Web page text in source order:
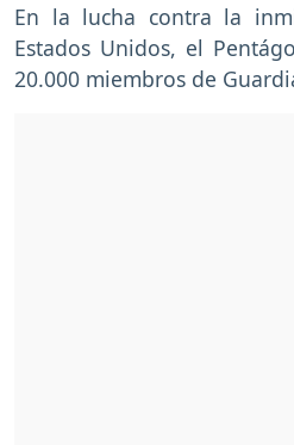
En la lucha contra la
Estados Unidos, el
20.000 miembros de